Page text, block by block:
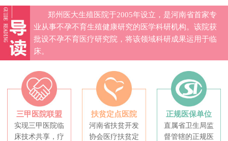
郑州医大生殖医院于2005年设立，是河南省首家专
业从事不孕不育生殖健康研究的医学科研机构。该院获
批设不孕不育医疗研究院，将该领域科研成果运用于临
床。
三甲医院联盟
实现三甲医院临
床技术共享，疗
扶贫定点医院
河南省扶贫开发
协会医疗扶贫定
正规医保单位
直属省卫生局监
督管辖的正规医